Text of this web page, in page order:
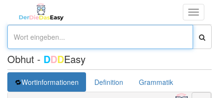
Toggle
Obhut - DDDEasy
Wortinformationen Definition Grammatik